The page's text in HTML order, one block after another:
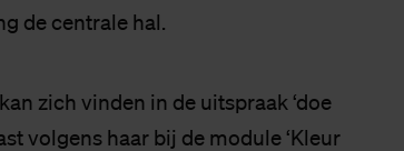
de centrale hal.
zich vinden in de uitspraak ‘doe
volgens haar bij de module ‘Kleur